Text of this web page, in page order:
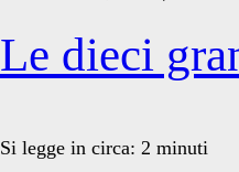
Tag:
Le dieci
Si legge in circa: 2 minuti